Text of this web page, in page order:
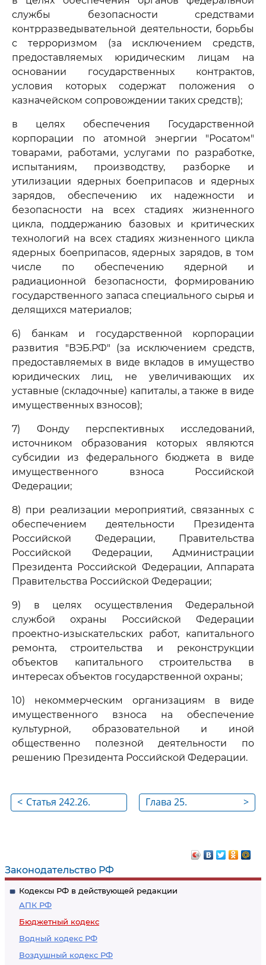
Законодательство РФ
Кодексы РФ в действующей редакции
АПК РФ
Бюджетный кодекс
Водный кодекс РФ
Воздушный кодекс РФ
службы безопасности средствами
контрразведывательной деятельности, борьбы
с терроризмом (за исключением средств,
предоставляемых юридическим лицам на
основании государственных контрактов,
условия которых содержат положения о
казначейском сопровождении таких средств);
в целях обеспечения Государственной
корпорации по атомной энергии "Росатом"
товарами, работами, услугами по разработке,
испытаниям, производству, разборке и
утилизации ядерных боеприпасов и ядерных
зарядов, обеспечению их надежности и
безопасности на всех стадиях жизненного
цикла, поддержанию базовых и критических
технологий на всех стадиях жизненного цикла
ядерных боеприпасов, ядерных зарядов, в том
числе по обеспечению ядерной и
радиационной безопасности, формированию
государственного запаса специального сырья и
делящихся материалов;
6) банкам и государственной корпорации
развития "ВЭБ.РФ" (за исключением средств,
предоставляемых в виде вкладов в имущество
юридических лиц, не увеличивающих их
уставные (складочные) капиталы, а также в виде
имущественных взносов);
7) Фонду перспективных исследований,
источником образования которых являются
субсидии из федерального бюджета в виде
имущественного взноса Российской
Федерации;
8) при реализации мероприятий, связанных с
обеспечением деятельности Президента
Российской Федерации, Правительства
Российской Федерации, Администрации
Президента Российской Федерации, Аппарата
Правительства Российской Федерации;
9) в целях осуществления Федеральной
службой охраны Российской Федерации
проектно-изыскательских работ, капитального
ремонта, строительства и реконструкции
объектов капитального строительства в
интересах объектов государственной охраны;
10) некоммерческим организациям в виде
имущественного взноса на обеспечение
культурной, образовательной и иной
общественно полезной деятельности по
решению Президента Российской Федерации.
< Статья 242.26.
сопровождению,
источником
финансового
обеспечения
которых являются
средства,
предоставляемые из
>
Глава 25.
бюджета (статья
243, статья 244,
статья 245, статья
246, статья 247,